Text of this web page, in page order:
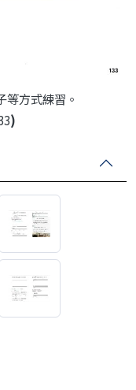
方式練習。
)